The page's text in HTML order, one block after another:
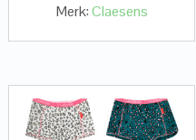
Merk:Claesens